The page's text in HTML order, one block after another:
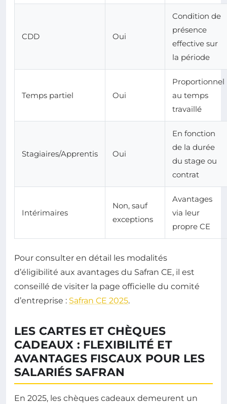
CDD Oui
Condition de
présence
effective sur
la période
Temps partiel Oui
Proportionnel
au temps
travaillé
Stagiaires/Apprentis Oui
En fonction
de la durée
du stage ou
contrat
Intérimaires
Non, sauf
exceptions
Avantages
via leur
propre CE
Pour consulter en détail les modalités
d’éligibilité aux avantages du Safran CE, il est
conseillé de visiter la page officielle du comité
d’entreprise : Safran CE 2025.
LES CARTES ET CHÈQUES
CADEAUX : FLEXIBILITÉ ET
AVANTAGES FISCAUX POUR LES
SALARIÉS SAFRAN
En 2025, les chèques cadeaux demeurent un